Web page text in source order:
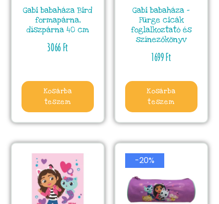
Gabi babaháza Bird
formapárna,
díszpárna 40 cm
3066Ft
Kosárba
teszem
Gabi babaháza –
Fürge cicák
foglalkoztató és
színezőkönyv
1699Ft
Kosárba
teszem
-20%